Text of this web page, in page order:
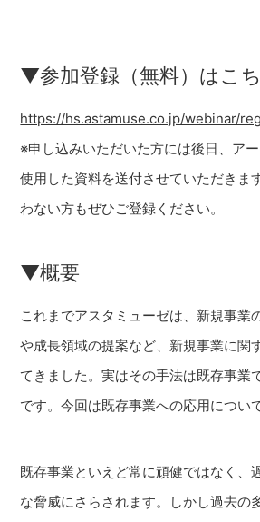
▼参加登録（無料）はこ
https://hs.astamuse.co.jp/webinar/
※申し込みいただいた方には後日、ア
使用した資料を送付させていただきま
わない方もぜひご登録ください。
▼概要
これまでアスタミューゼは、新規事業
や成長領域の提案など、新規事業に関
てきました。実はその手法は既存事業
です。今回は既存事業への応用につい
既存事業といえど常に頑健ではなく、
な脅威にさらされます。しかし過去の